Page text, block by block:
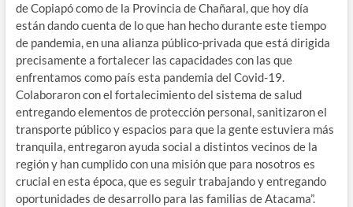
de Copiapó como de la Provincia de Chañaral, que hoy día
están dando cuenta de lo que han hecho durante este tiempo
de pandemia, en una alianza público-privada que está dirigida
precisamente a fortalecer las capacidades con las que
enfrentamos como país esta pandemia del Covid-19.
Colaboraron con el fortalecimiento del sistema de salud
entregando elementos de protección personal, sanitizaron el
transporte público y espacios para que la gente estuviera más
tranquila, entregaron ayuda social a distintos vecinos de la
región y han cumplido con una misión que para nosotros es
crucial en esta época, que es seguir trabajando y entregando
oportunidades de desarrollo para las familias de Atacama”.